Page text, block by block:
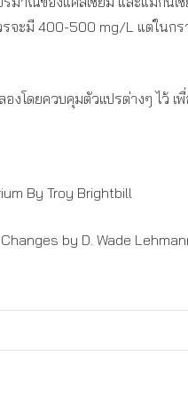
จะมี 400-500 mg/L แต่ในก
องโดยควบคุมตัวแปรต่างๆ ไว้
By Troy Brightbill
by D. Wade